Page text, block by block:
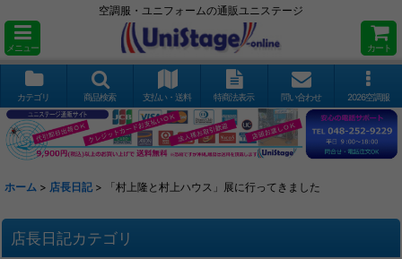
空調服・ユニフォームの通販ユニステージ
メニュー カート
カテゴリ 商品検索 支払い・送料 特商法表示 問い合わせ 2026空調服
ホーム > 店長日記 > 「村上隆と村上ハウス」展に行ってきました
店長日記カテゴリ